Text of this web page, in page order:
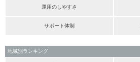
運用のしやすさ
サポート体制
地域別ランキング